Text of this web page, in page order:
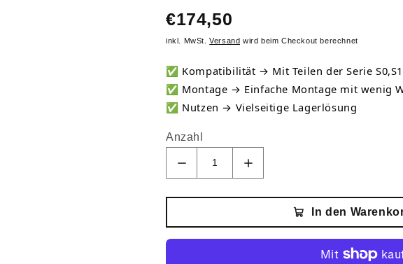
€174,50
inkl. MwSt.Versand wird beim Checkout berechnet
✅ Kompatibilität → Mit Teilen der Serie
✅ Montage → Einfache Montage mit wenig
✅ Nutzen → Vielseitige Lagerlösung
Anzahl
In den